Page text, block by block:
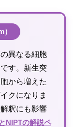
異なる細胞
す。新生突
から増えた
クになりま
釈にも影響
NIPTの解説ペ